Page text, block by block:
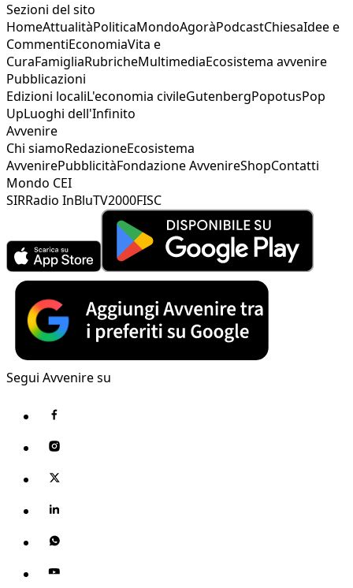
Sezioni del sito
HomeAttualitàPoliticaMondoAgoràPodcastChiesaIdee e
CommentiEconomiaVita e
CuraFamigliaRubricheMultimediaEcosistema avvenire
Pubblicazioni
Edizioni localiL'economia civileGutenbergPopotusPop
UpLuoghi dell'Infinito
Avvenire
Chi siamoRedazioneEcosistema
AvvenirePubblicitàFondazione AvvenireShopContatti
Mondo CEI
SIRRadio InBluTV2000FISC
Segui Avvenire su